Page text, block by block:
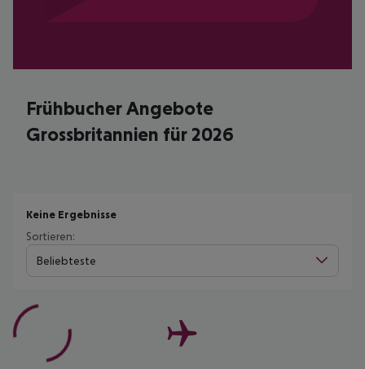
Frühbucher Angebote
Grossbritannien für 2026
Keine Ergebnisse
Sortieren:
Beliebteste